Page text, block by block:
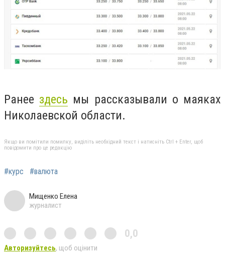
Ранее здесь мы рассказывали о маяках
Николаевской области.
Якщо ви помітили помилку, виділіть необхідний текст і натисніть Ctrl + Enter, щоб
повідомити про це редакцію
#курс #валюта
Мищенко Елена
журналист
0,0
Авторизуйтесь, щоб оцінити